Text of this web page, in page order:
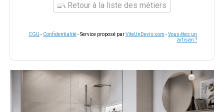
Retour à la liste des métiers
CGU - Confidentialité- Service proposé parViteUnDevis.com -Vous êtes un
artisan ?